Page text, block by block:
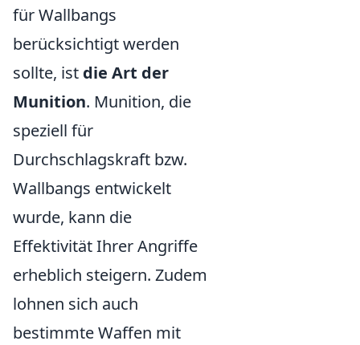
für Wallbangs
berücksichtigt werden
sollte, ist die Art der
Munition. Munition, die
speziell für
Durchschlagskraft bzw.
Wallbangs entwickelt
wurde, kann die
Effektivität Ihrer Angriffe
erheblich steigern. Zudem
lohnen sich auch
bestimmte Waffen mit